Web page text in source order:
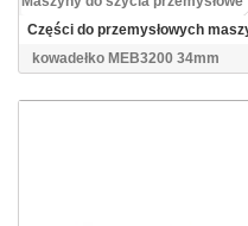
Części do przemysłowych
kowadełko MEB3200 34mm